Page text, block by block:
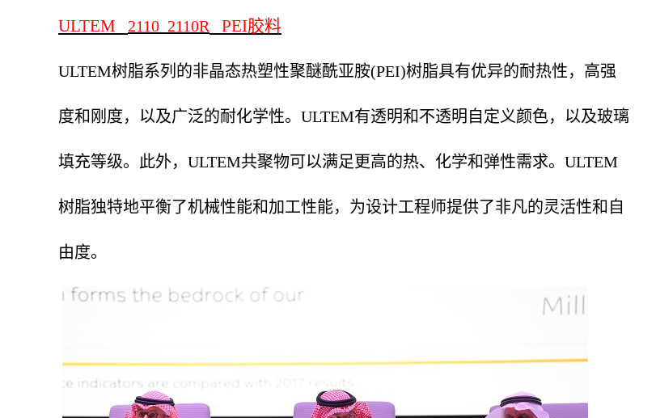
ULTEM 2110 2110R PEI胶料
ULTEM树脂系列的非晶态热塑性聚醚酰亚胺(PEI)树脂具有优异的耐热性，高强
度和刚度，以及广泛的耐化学性。 ULTEM有透明和不透明自定义颜色，以及玻璃
填充等级。此外， ULTEM共聚物可以满足更高的热、化学和弹性需求。 ULTEM
树脂独特地平衡了机械性能和加工性能，为设计工程师提供了非凡的灵活性和自
由度。